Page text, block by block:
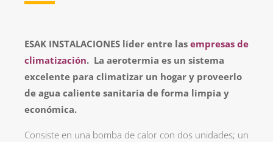
ESAK INSTALACIONES líder entre las empresas de
climatización. La aerotermia es un sistema
excelente para climatizar un hogar y proveerlo
de agua caliente sanitaria de forma limpia y
económica.
Consiste en una bomba de calor con dos unidades; un